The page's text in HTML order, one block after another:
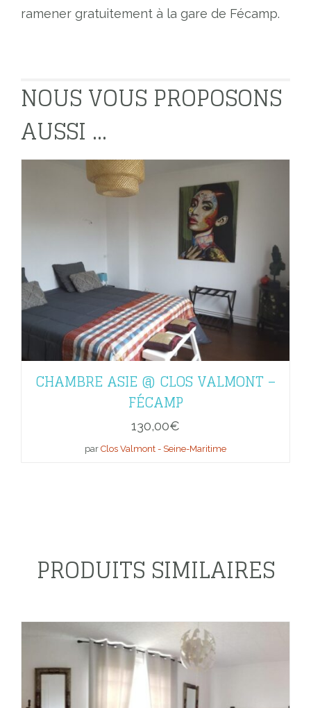
ramener gratuitement à la gare de Fécamp.
NOUS VOUS PROPOSONS
AUSSI ...
CHAMBRE ASIE @ CLOS VALMONT –
FÉCAMP
130,00€
par Clos Valmont - Seine-Maritime
PRODUITS SIMILAIRES